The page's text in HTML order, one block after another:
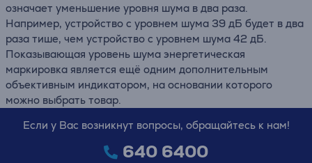
означает уменьшение уровня шума в два раза.
Например, устройство с уровнем шума 39 дБ будет в два
раза тише, чем устройство с уровнем шума 42 дБ.
Показывающая уровень шума энергетическая
маркировка является ещё одним дополнительным
объективным индикатором, на основании которого
можно выбрать товар.
Если у Вас возникнут вопросы, обращайтесь к нам!
640 6400